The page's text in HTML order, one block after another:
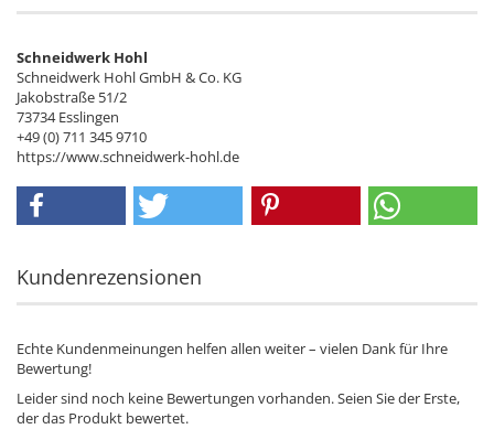
Schneidwerk Hohl
Schneidwerk Hohl GmbH & Co. KG
Jakobstraße 51/2
73734 Esslingen
+49 (0) 711 345 9710
https://www.schneidwerk-hohl.de
Kundenrezensionen
Echte Kundenmeinungen helfen allen weiter – vielen Dank für Ihre
Bewertung!
Leider sind noch keine Bewertungen vorhanden. Seien Sie der Erste,
der das Produkt bewertet.